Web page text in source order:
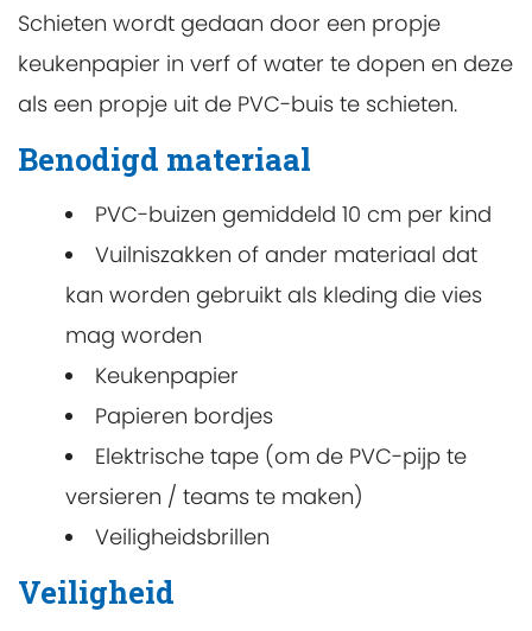
Schieten wordt gedaan door een propje
keukenpapier in verf of water te dopen en deze
als een propje uit de PVC-buis te schieten.
Benodigd materiaal
PVC-buizen gemiddeld 10 cm per kind
Vuilniszakken of ander materiaal dat
kan worden gebruikt als kleding die vies
mag worden
Keukenpapier
Papieren bordjes
Elektrische tape (om de PVC-pijp te
versieren / teams te maken)
Veiligheidsbrillen
Veiligheid